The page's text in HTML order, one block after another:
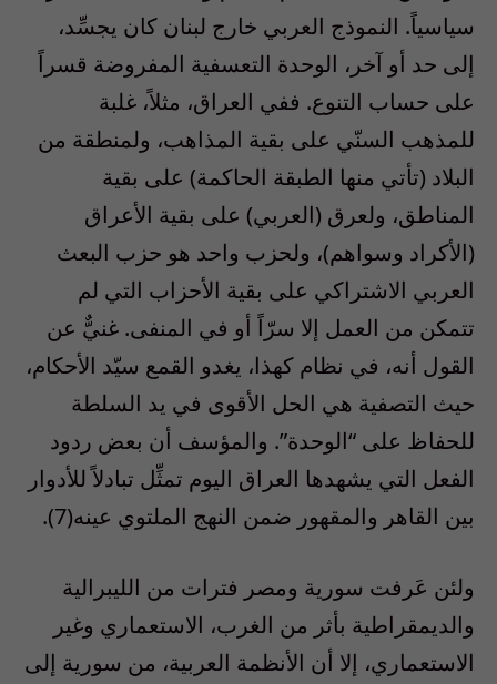
سياسياً. النموذج العربي خارج لبنان كان يجسِّد،
إلى حد أو آخر، الوحدة التعسفية المفروضة قسراً
على حساب التنوع. ففي العراق، مثلاً، غلبة
للمذهب السنّي على بقية المذاهب، ولمنطقة من
البلاد (تأتي منها الطبقة الحاكمة) على بقية
المناطق، ولعرق (العربي) على بقية الأعراق
(الأكراد وسواهم)، ولحزب واحد هو حزب البعث
العربي الاشتراكي على بقية الأحزاب التي لم
تتمكن من العمل إلا سرّاً أو في المنفى. غنيٌّ عن
القول أنه، في نظام كهذا، يغدو القمع سيّد الأحكام،
حيث التصفية هي الحل الأقوى في يد السلطة
للحفاظ على “الوحدة”. والمؤسف أن بعض ردود
الفعل التي يشهدها العراق اليوم تمثِّل تبادلاً للأدوار
بين القاهر والمقهور ضمن النهج الملتوي عينه(7).
ولئن عَرفت سورية ومصر فترات من الليبرالية
والديمقراطية بأثر من الغرب، الاستعماري وغير
الاستعماري، إلا أن الأنظمة العربية، من سورية إلى